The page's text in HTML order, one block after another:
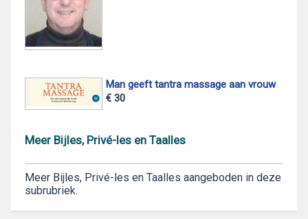
Man geeft tantra massage aan vrouw
€ 30
Meer Bijles, Privé-les en Taalles
Meer Bijles, Privé-les en Taalles aangeboden in deze
subrubriek.